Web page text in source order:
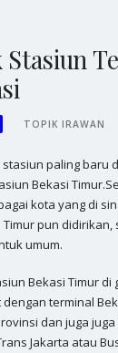
TOPIK IRAWAN
paling baru
Bekasi
kota yang di
pun
umum.
Bekasi Timur di
dengan terminal
dan juga
Jakarta atau